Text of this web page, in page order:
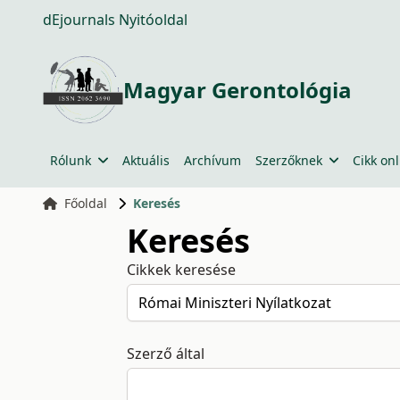
dEjournals Nyitóoldal
Magyar Gerontológia
Rólunk Aktuális Archívum Szerzőknek Cikk
Főoldal Keresés
Keresés
Cikkek keresése
Szerző által